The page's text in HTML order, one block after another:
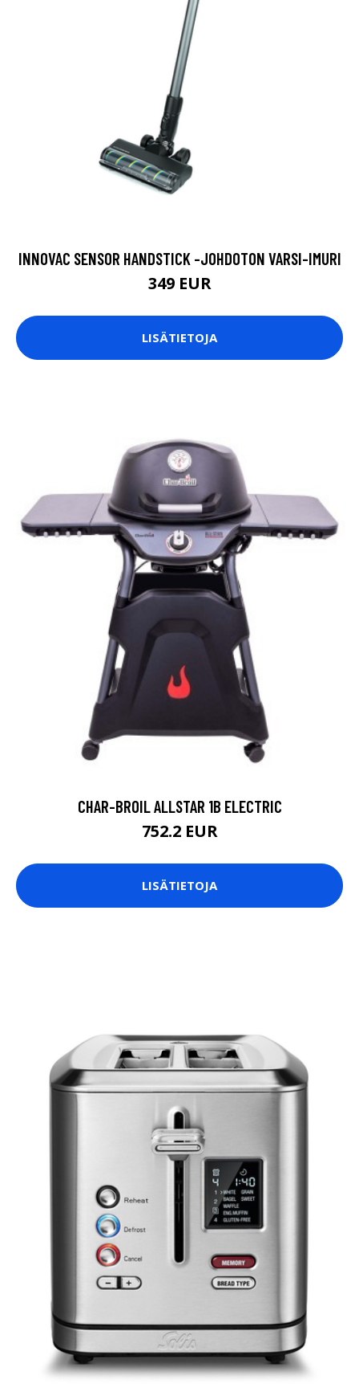
INNOVAC SENSOR HANDSTICK -JOHDOTON VARSI-IMURI
349 EUR
LISÄTIETOJA
CHAR-BROIL ALLSTAR 1B ELECTRIC
752.2 EUR
LISÄTIETOJA